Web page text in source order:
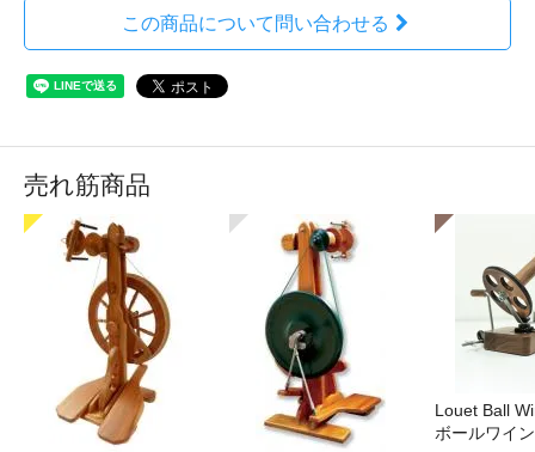
この商品について問い合わせる
売れ筋商品
Louet Ball
ボールワイ